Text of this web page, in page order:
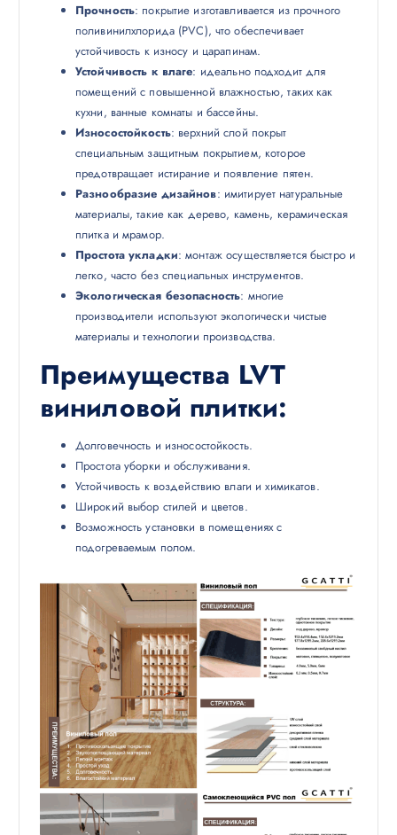
Прочность: покрытие изготавливается из прочного
поливинилхлорида (PVC), что обеспечивает
устойчивость к износу и царапинам.
Устойчивость к влаге: идеально подходит для
помещений с повышенной влажностью, таких как
кухни, ванные комнаты и бассейны.
Износостойкость: верхний слой покрыт
специальным защитным покрытием, которое
предотвращает истирание и появление пятен.
Разнообразие дизайнов: имитирует натуральные
материалы, такие как дерево, камень, керамическая
плитка и мрамор.
Простота укладки: монтаж осуществляется быстро и
легко, часто без специальных инструментов.
Экологическая безопасность: многие
производители используют экологически чистые
материалы и технологии производства.
Преимущества LVT
виниловой плитки:
Долговечность и износостойкость.
Простота уборки и обслуживания.
Устойчивость к воздействию влаги и химикатов.
Широкий выбор стилей и цветов.
Возможность установки в помещениях с
подогреваемым полом.